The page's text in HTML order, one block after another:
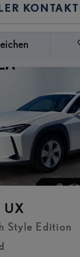
UX
Style Edition